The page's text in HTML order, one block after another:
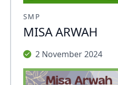
SMP
MISA ARWAH
2 November 2024